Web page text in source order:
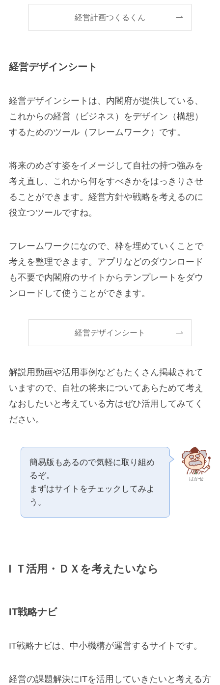
経営計画つくるくん
経営デザインシート
経営デザインシートは、内閣府が提供している、
これからの経営（ビジネス）をデザイン（構想）
するためのツール（フレームワーク）です。
将来のめざす姿をイメージして自社の持つ強みを
考え直し、これから何をすべきかをはっきりさせ
ることができます。経営方針や戦略を考えるのに
役立つツールですね。
フレームワークになので、枠を埋めていくことで
考えを整理できます。アプリなどのダウンロード
も不要で内閣府のサイトからテンプレートをダウ
ンロードして使うことができます。
経営デザインシート
解説用動画や活用事例などもたくさん掲載されて
いますので、自社の将来についてあらためて考え
なおしたいと考えている方はぜひ活用してみてく
ださい。
はかせ
簡易版もあるので気軽に取り組め
るぞ。
まずはサイトをチェックしてみよ
う。
ＩＴ活用・ＤＸを考えたいなら
IT戦略ナビ
IT戦略ナビは、中小機構が運営するサイトです。
経営の課題解決にITを活用していきたいと考える方